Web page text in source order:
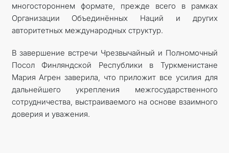
многостороннем формате, прежде всего в рамках
Организации Объединённых Наций и других
авторитетных международных структур.
В завершение встречи Чрезвычайный и Полномочный
Посол Финляндской Республики в Туркменистане
Мария Агрен заверила, что приложит все усилия для
дальнейшего укрепления межгосударственного
сотрудничества, выстраиваемого на основе взаимного
доверия и уважения.